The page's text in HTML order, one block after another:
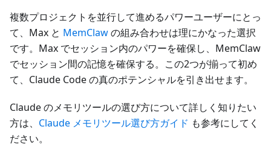
複数プロジェクトを並行して進めるパワーユーザーにとっ
て、Max と MemClawの組み合わせは理にかなった選択
です。Max でセッション内のパワーを確保し、MemClaw
でセッション間の記憶を確保する。この2つが揃って初め
て、Claude Code の真のポテンシャルを引き出せます。
Claude のメモリツールの選び方について詳しく知りたい
方は、 Claude メモリツール選び方ガイド も参考にしてく
ださい。